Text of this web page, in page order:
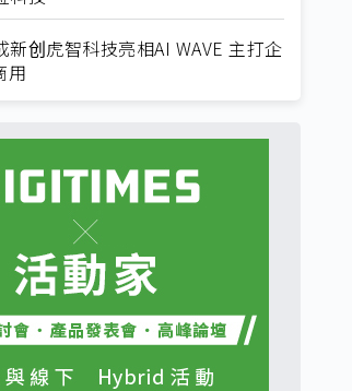
新创虎智科技亮相AI WAVE 主打企
用